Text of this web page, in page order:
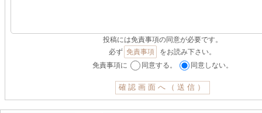
投稿には免責事項の同意が必要です。
必ず 免責事項
をお読み下さい。
免責事項に
同意する。 同意しない。